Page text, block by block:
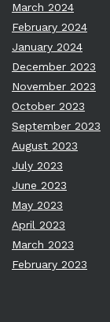
March 2024
February 2024
January 2024
December 2023
November 2023
October 2023
September 2023
August 2023
July 2023
June 2023
May 2023
April 2023
March 2023
February 2023